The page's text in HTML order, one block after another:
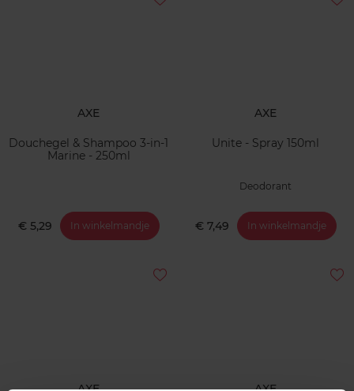
AXE
Douchegel & Shampoo 3-in-1
Marine - 250ml
€ 5,29 In winkelmandje
AXE
Unite - Spray 150ml
Deodorant
€ 7,49 In winkelmandje